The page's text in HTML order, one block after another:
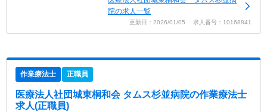
院の求人一覧
更新日：2026/01/05 求人番号：10168841
作業療法士 正職員
医療法人社団城東桐和会 タムス杉並病院の作業療法士
求人(正職員)